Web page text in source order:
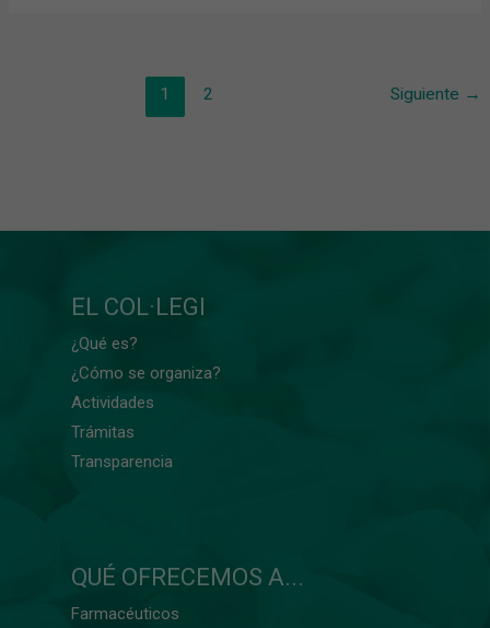
1 2 Siguiente →
EL COL·LEGI
¿Qué es?
¿Cómo se organiza?
Actividades
Trámitas
Transparencia
QUÉ OFRECEMOS A...
Farmacéuticos